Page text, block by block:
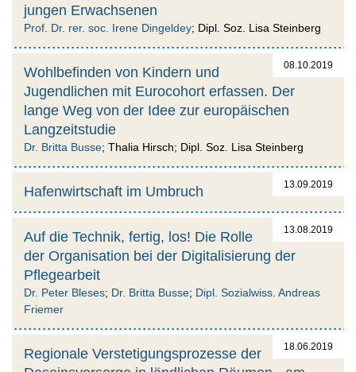
jungen Erwachsenen
Prof. Dr. rer. soc. Irene Dingeldey; Dipl. Soz. Lisa Steinberg
08.10.2019
Wohlbefinden von Kindern und
Jugendlichen mit Eurocohort erfassen. Der
lange Weg von der Idee zur europäischen
Langzeitstudie
Dr. Britta Busse; Thalia Hirsch; Dipl. Soz. Lisa Steinberg
13.09.2019
Hafenwirtschaft im Umbruch
13.08.2019
Auf die Technik, fertig, los! Die Rolle
der Organisation bei der Digitalisierung der
Pflegearbeit
Dr. Peter Bleses; Dr. Britta Busse; Dipl. Sozialwiss. Andreas
Friemer
18.06.2019
Regionale Verstetigungsprozesse der